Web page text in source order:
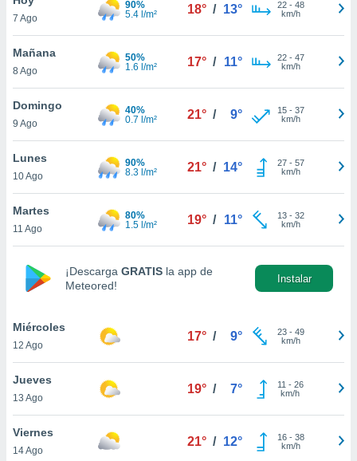
en
más
nuestra
de
aceptar
de
sitio
En
sean
7 Ago
90%
5.4 l/m²
18° / 13° 22- 48
km/h
Mañana
8 Ago
50%
1.6 l/m²
17° / 11° 22- 47
km/h
Domingo
9 Ago
40%
0.7 l/m²
21° / 9° 15- 37
km/h
Lunes
10 Ago
90%
8.3 l/m²
21° / 14° 27- 57
km/h
Martes
11 Ago
80%
1.5 l/m²
19° / 11° 13- 32
km/h
¡Descarga GRATIS la app de
Meteored!
Instalar
Miércoles
12 Ago
17° / 9° 23- 49
km/h
Jueves
13 Ago
19° / 7° 11 - 26
km/h
Viernes
14 Ago
21° / 12° 16- 38
km/h